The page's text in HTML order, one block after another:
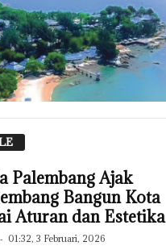
Palembang Ajak
Bangun Kota
Aturan dan Estetika
- 01:32, 3 Februari, 2026